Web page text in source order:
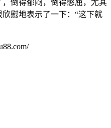
倒得郁闷，倒得憋屈，尤其
慰地表示了一下：“这下就